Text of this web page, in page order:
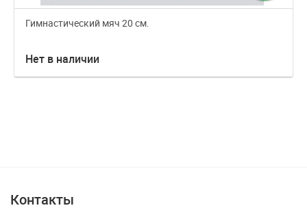
Гимнастический мяч 20 см.
Нет в наличии
Контакты